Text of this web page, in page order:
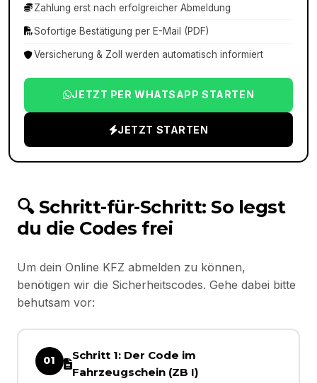
Zahlung erst nach erfolgreicher Abmeldung
Sofortige Bestätigung per E-Mail (PDF)
Versicherung & Zoll werden automatisch informiert
JETZT PER WHATSAPP STARTEN
JETZT STARTEN
🔍 Schritt-für-Schritt: So legst
du die Codes frei
Um dein Online KFZ abmelden zu können,
benötigen wir die Sicherheitscodes. Gehe dabei bitte
behutsam vor:
01
Schritt 1: Der Code im
Fahrzeugschein (ZB I)